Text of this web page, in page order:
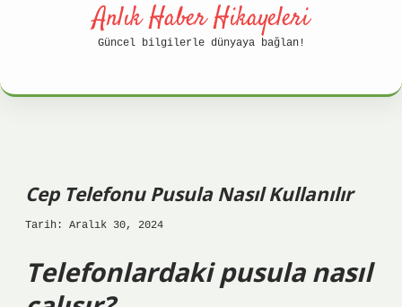
Anlık Haber Hikayeleri
Güncel bilgilerle dünyaya bağlan!
Cep Telefonu Pusula Nasıl Kullanılır
Tarih: Aralık 30, 2024
Telefonlardaki pusula nasıl